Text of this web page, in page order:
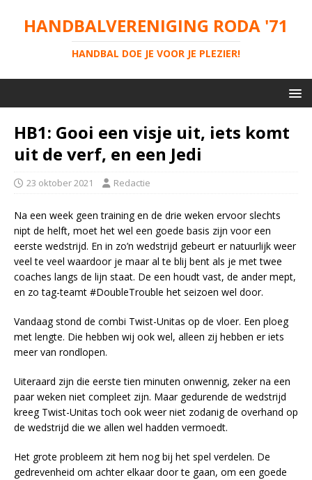
HANDBALVERENIGING RODA '71
HANDBAL DOE JE VOOR JE PLEZIER!
HB1: Gooi een visje uit, iets komt
uit de verf, en een Jedi
23 oktober 2021 Redactie
Na een week geen training en de drie weken ervoor slechts
nipt de helft, moet het wel een goede basis zijn voor een
eerste wedstrijd. En in zo’n wedstrijd gebeurt er natuurlijk weer
veel te veel waardoor je maar al te blij bent als je met twee
coaches langs de lijn staat. De een houdt vast, de ander mept,
en zo tag-teamt #DoubleTrouble het seizoen wel door.
Vandaag stond de combi Twist-Unitas op de vloer. Een ploeg
met lengte. Die hebben wij ook wel, alleen zij hebben er iets
meer van rondlopen.
Uiteraard zijn die eerste tien minuten onwennig, zeker na een
paar weken niet compleet zijn. Maar gedurende de wedstrijd
kreeg Twist-Unitas toch ook weer niet zodanig de overhand op
de wedstrijd die we allen wel hadden vermoedt.
Het grote probleem zit hem nog bij het spel verdelen. De
gedrevenheid om achter elkaar door te gaan, om een goede